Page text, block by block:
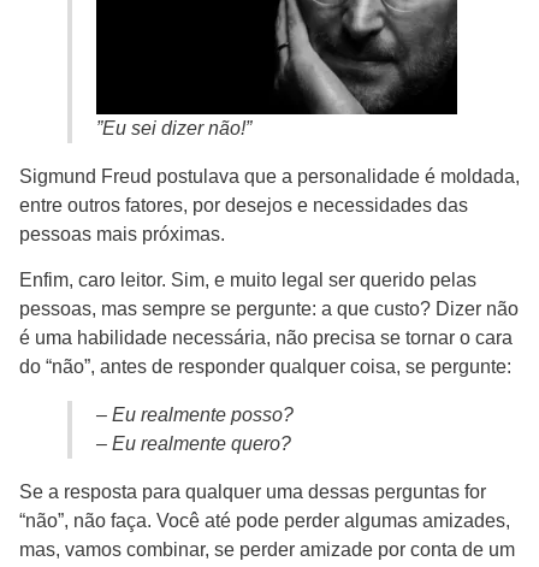
”Eu sei dizer não!”
Sigmund Freud postulava que a personalidade é moldada,
entre outros fatores, por desejos e necessidades das
pessoas mais próximas.
Enfim, caro leitor. Sim, e muito legal ser querido pelas
pessoas, mas sempre se pergunte: a que custo? Dizer não
é uma habilidade necessária, não precisa se tornar o cara
do “não”, antes de responder qualquer coisa, se pergunte:
– Eu realmente posso?
– Eu realmente quero?
Se a resposta para qualquer uma dessas perguntas for
“não”, não faça. Você até pode perder algumas amizades,
mas, vamos combinar, se perder amizade por conta de um